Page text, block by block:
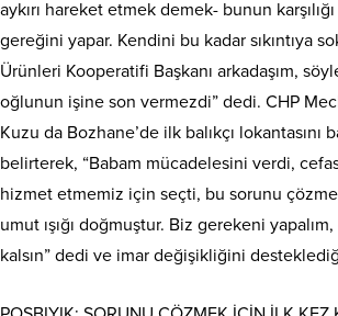
aykırı hareket etmek demek- bunun
gereğini yapar. Kendini bu kadar sıkıntıya
Ürünleri Kooperatifi Başkanı arkadaşım,
oğlunun işine son vermezdi” dedi. CHP
Kuzu da Bozhane’de ilk balıkçı lokantasını
belirterek, “Babam mücadelesini verdi,
hizmet etmemiz için seçti, bu sorunu
umut ışığı doğmuştur. Biz gerekeni
kalsın” dedi ve imar değişikliğini